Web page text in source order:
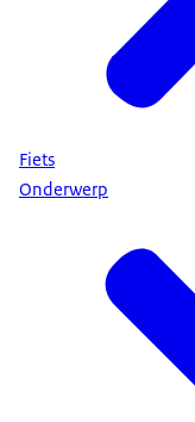
Fiets
Onderwerp